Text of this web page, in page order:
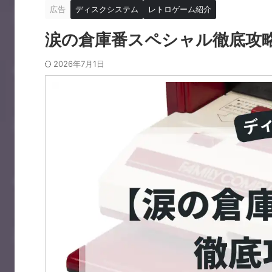
広告 ディスクシステム レトロゲーム紹介
涙の倉庫番スペシャル徹底攻
2026年7月1日